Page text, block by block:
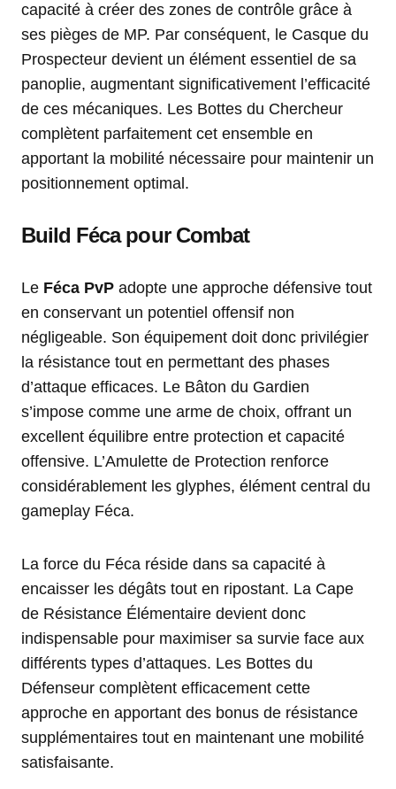
capacité à créer des zones de contrôle grâce à
ses pièges de MP. Par conséquent, le Casque du
Prospecteur devient un élément essentiel de sa
panoplie, augmentant significativement l’efficacité
de ces mécaniques. Les Bottes du Chercheur
complètent parfaitement cet ensemble en
apportant la mobilité nécessaire pour maintenir un
positionnement optimal.
Build Féca pour Combat
Le Féca PvP adopte une approche défensive tout
en conservant un potentiel offensif non
négligeable. Son équipement doit donc privilégier
la résistance tout en permettant des phases
d’attaque efficaces. Le Bâton du Gardien
s’impose comme une arme de choix, offrant un
excellent équilibre entre protection et capacité
offensive. L’Amulette de Protection renforce
considérablement les glyphes, élément central du
gameplay Féca.
La force du Féca réside dans sa capacité à
encaisser les dégâts tout en ripostant. La Cape
de Résistance Élémentaire devient donc
indispensable pour maximiser sa survie face aux
différents types d’attaques. Les Bottes du
Défenseur complètent efficacement cette
approche en apportant des bonus de résistance
supplémentaires tout en maintenant une mobilité
satisfaisante.